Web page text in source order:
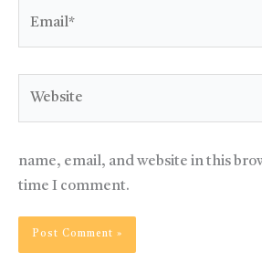
name, email, and website in this
time I comment.